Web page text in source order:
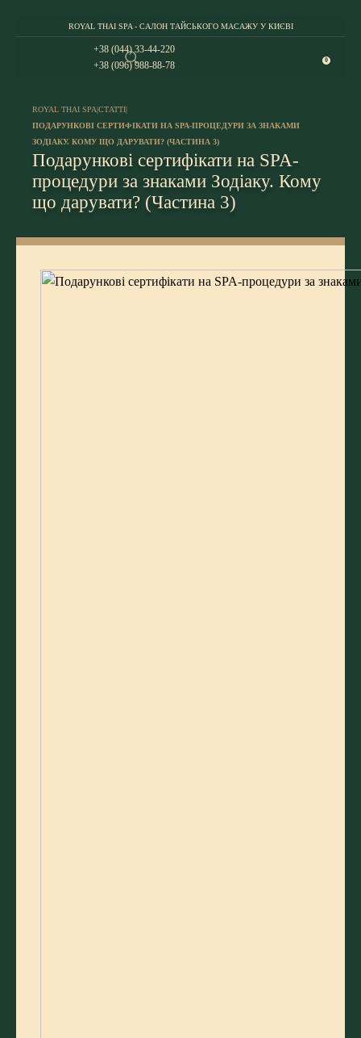
ROYAL THAI SPA - САЛОН ТАЙСЬКОГО МАСАЖУ У КИЄВІ
+38 (044) 33-44-220
+38 (096) 988-88-78
0
ROYAL THAI SPA|СТАТТІ|
ПОДАРУНКОВІ СЕРТИФІКАТИ НА SPA-ПРОЦЕДУРИ ЗА ЗНАКАМИ
ЗОДІАКУ. КОМУ ЩО ДАРУВАТИ? (ЧАСТИНА 3)
Подарункові сертифікати на SPA-
процедури за знаками Зодіаку. Кому
що дарувати? (Частина 3)